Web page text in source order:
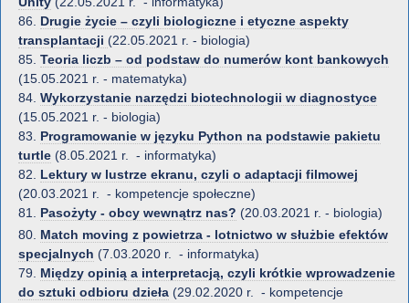
86. Drugie życie – czyli biologiczne i etyczne aspekty
transplantacji (22.05.2021 r. - biologia)
85. Teoria liczb – od podstaw do numerów kont bankowych
(15.05.2021 r. - matematyka)
84. Wykorzystanie narzędzi biotechnologii w diagnostyce
(15.05.2021 r. - biologia)
83. Programowanie w języku Python na podstawie pakietu
turtle (8.05.2021 r. - informatyka)
82. Lektury w lustrze ekranu, czyli o adaptacji filmowej
(20.03.2021 r. - kompetencje społeczne)
81. Pasożyty - obcy wewnątrz nas? (20.03.2021 r. - biologia)
80. Match moving z powietrza - lotnictwo w służbie efektów
specjalnych (7.03.2020 r. - informatyka)
79. Między opinią a interpretacją, czyli krótkie wprowadzenie
do sztuki odbioru dzieła (29.02.2020 r. - kompetencje